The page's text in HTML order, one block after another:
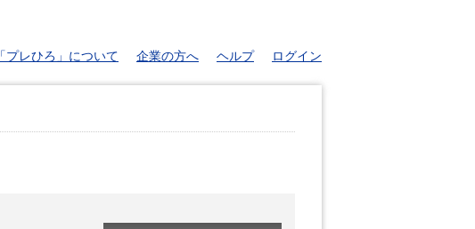
「プレひろ」について 企業の方へ ヘルプ ログイン